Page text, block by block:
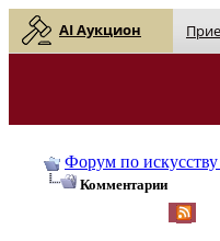
AI Аукцион
Форум по
Комментарии